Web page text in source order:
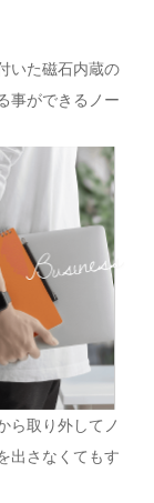
いた磁石内蔵の
事ができるノー
ら取り外してノ
出さなくてもす